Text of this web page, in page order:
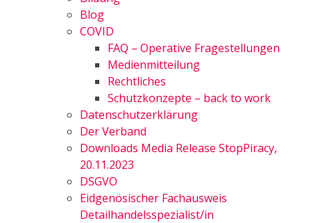
Blog
COVID
FAQ – Operative Fragestellungen
Medienmitteilung
Rechtliches
Schutzkonzepte – back to work
Datenschutzerklärung
Der Verband
Downloads Media Release StopPiracy,
20.11.2023
DSGVO
Eidgenösischer Fachausweis
Detailhandelsspezialist/in